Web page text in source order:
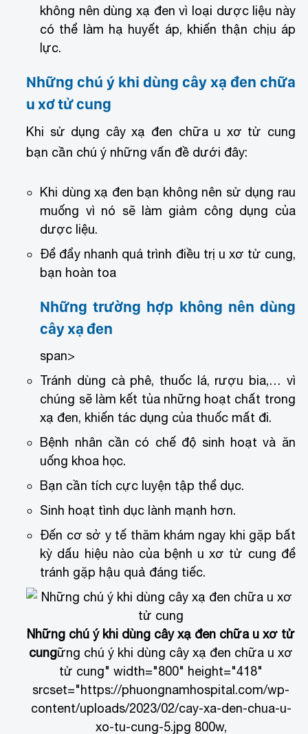
không nên dùng xạ đen vì loại dược liệu này
có thể làm hạ huyết áp, khiến thận chịu áp
lực.
Những chú ý khi dùng cây xạ đen chữa
u xơ tử cung
Khi sử dụng cây xạ đen chữa u xơ tử cung
bạn cần chú ý những vấn đề dưới đây:
Khi dùng xạ đen bạn không nên sử dụng rau
muống vì nó sẽ làm giảm công dụng của
dược liệu.
Để đẩy nhanh quá trình điều trị u xơ tử cung,
bạn hoàn toa
Những trường hợp không nên dùng
cây xạ đen
span>
Tránh dùng cà phê, thuốc lá, rượu bia,… vì
chúng sẽ làm kết tủa những hoạt chất trong
xạ đen, khiến tác dụng của thuốc mất đi.
Bệnh nhân cần có chế độ sinh hoạt và ăn
uống khoa học.
Bạn cần tích cực luyện tập thể dục.
Sinh hoạt tình dục lành mạnh hơn.
Đến cơ sở y tế thăm khám ngay khi gặp bất
kỳ dấu hiệu nào của bệnh u xơ tử cung để
tránh gặp hậu quả đáng tiếc.
Những chú ý khi dùng cây xạ đen chữa u xơ tử
cungững chú ý khi dùng cây xạ đen chữa u xơ
tử cung" width="800" height="418"
srcset="https://phuongnamhospital.com/wp-
content/uploads/2023/02/cay-xa-den-chua-u-
xo-tu-cung-5.jpg 800w,